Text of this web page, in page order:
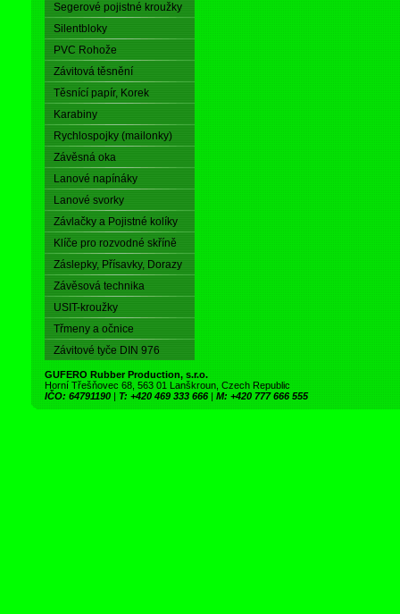
Segerové pojistné kroužky
Silentbloky
PVC Rohože
Závitová těsnění
Těsnící papír, Korek
Karabiny
Rychlospojky (mailonky)
Závěsná oka
Lanové napínáky
Lanové svorky
Závlačky a Pojistné kolíky
Klíče pro rozvodné skříně
Záslepky, Přísavky, Dorazy
Závěsová technika
USIT-kroužky
Třmeny a očnice
Závitové tyče DIN 976
GUFERO Rubber Production, s.r.o.
Horní Třešňovec 68, 563 01 Lanškroun, Czech Republic
IČO: 64791190 | T: +420 469 333 666 | M: +420 777 666 555